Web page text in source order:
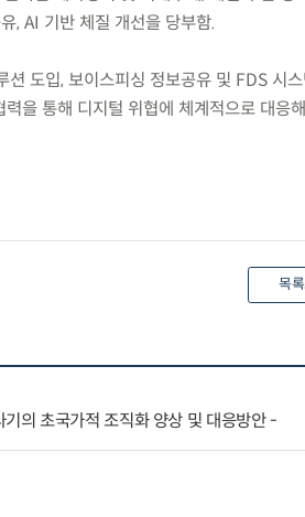
, AI 기반 체질 개선을 당부함.
도입, 보이스피싱 정보공유 및 FDS 시
을 통해 디지털 위협에 체계적으로 대응
목
의 초국가적 조직화 양상 및 대응방안 -